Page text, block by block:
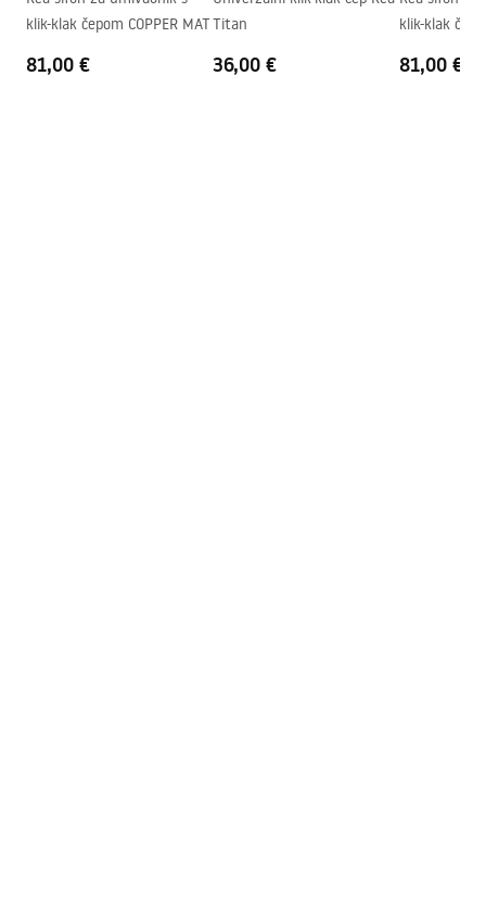
Otvor za slavinu
NE
klik-klak čepom COPPER MAT
81,00 €
Titan
36,00 €
klik-klak
81,00 €